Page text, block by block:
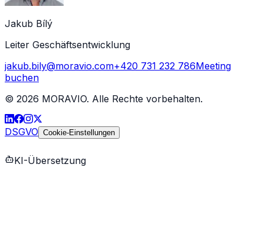
Jakub Bílý
Leiter Geschäftsentwicklung
jakub.bily@moravio.com+420 731 232 786Meeting
buchen
© 2026 MORAVIO. Alle Rechte vorbehalten.
DSGVO Cookie-Einstellungen
KI-Übersetzung